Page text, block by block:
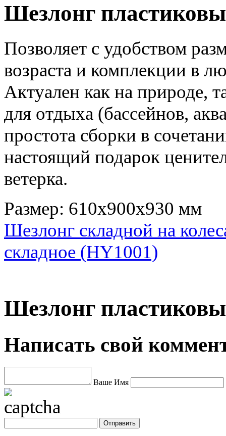
Шезлонг
Позволяет с удобством
возраста и комплекции в
Актуален как на природе,
для отдыха (бассейнов,
простота сборки в
настоящий подарок
ветерка.
Размер: 610х900х930 мм
Шезлонг складной на
складное (HY1001)
Шезлонг
Написать свой
Ваше Имя